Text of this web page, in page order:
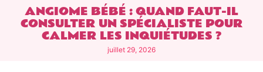
ANGIOME BÉBÉ : QUAND FAUT-IL
CONSULTER UN SPÉCIALISTE POUR
CALMER LES INQUIÉTUDES ?
juillet 29, 2026